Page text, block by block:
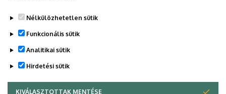
Legutóbbi frissítés: 2024. 11. 21. 09:48
Nélkülözhetetlen sütik
Funkcionális sütik
Analitikai sütik
Hirdetési sütik
KIVÁLASZTOTTAK MENTÉSE
WITHDRAW CONSENT